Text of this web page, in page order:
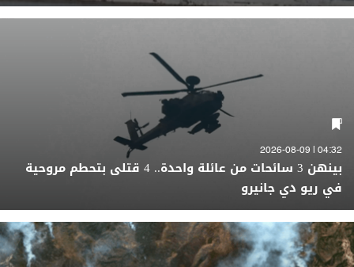
04:32 | 2026-08-09
بينهن 3 سائحات من عائلة واحدة.. 4 قتلى بتحطم مروحية
في ريو دي جانيرو